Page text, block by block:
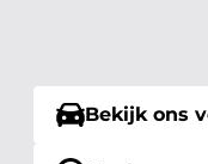
Bekijk ons